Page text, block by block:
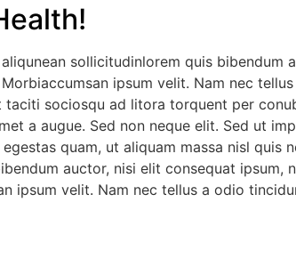
sollicitudinlorem quis
ipsum velit. Nam nec
sociosqu ad litora torquent per
a augue. Sed non neque elit. Sed ut
quam, ut aliquam massa nisl quis
auctor, nisi elit consequat
ipsum velit. Nam nec tellus a odio